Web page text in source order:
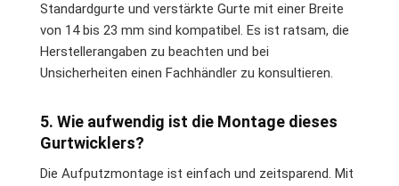
Standardgurte und verstärkte Gurte mit einer Breite
von 14 bis 23 mm sind kompatibel. Es ist ratsam, die
Herstellerangaben zu beachten und bei
Unsicherheiten einen Fachhändler zu konsultieren.
5. Wie aufwendig ist die Montage dieses
Gurtwicklers?
Die Aufputzmontage ist einfach und zeitsparend. Mit